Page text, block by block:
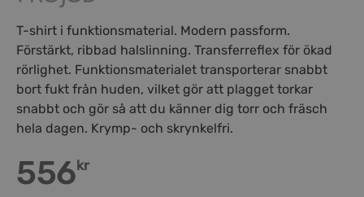
T-shirt i funktionsmaterial. Modern passform.
Förstärkt, ribbad halslinning. Transferreflex för ökad
rörlighet. Funktionsmaterialet transporterar snabbt
bort fukt från huden, vilket gör att plagget torkar
snabbt och gör så att du känner dig torr och fräsch
hela dagen. Krymp- och skrynkelfri.
556kr